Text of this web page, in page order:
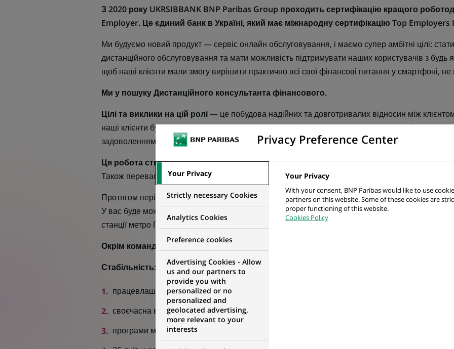
З 2020 року UKRSIBBANK BNP Paribas Group проходить сертифікацію кращого
Employer. Це єдиний банк в Україні, який має міжнародну сертифікацію Top
Ми будуємо новий продукт — сервіс онлайн обслуговування, і маємо супер амбітні цілі:
дистанційного обслуговування та мати можливість підтримувати наших користувачів з будь
щоб наші клієнти мали змогу вирішити практично всі свої фінансові питання у смартфоні,
Ми у пошуку Дистанційного консультанта фінансового.
Цілі та виклики на цій ролі— це побудова надійних та довготривалих відносин між
наші клієнти були амбасадорами УКРСИББАНК. Це про розуміння свого клієнта, його
задоволенням його потреб.
Ця робота створена саме для вас,якщо ви маєте вищу освіту та досвід роботи 1+ рік
Також перевагою буде досвід на позиції акаунт менеджера, менеджера з продажів.
Протягом періоду адаптації вас буде якісно супроводжувати Бадді — наставник, який розкаже
У вас буде можливість розвиватися та рости в рамках підрозділу та банку в цілому. На вас
станції метро Печерська.
Окрім команди однодумців та цікавої роботи ви отримаєте:
Стабільність:
працевлаштування з дотриманням вимог чинного законодавства України
своєчасна виплата заробітної плати
програми медичного страхування та страхування життя
Privacy Preference Center
Your Privacy
Strictly necessary Cookies
Analytics Cookies
Preference cookies
Advertising Cookies - Allow
us and our partners to
provide you with
personalized or no
personalized and
geolocated advertising,
more relevant to your
interests
Your Privacy
With your consent, BNP Paribas would like to use
partners on this website. Some of these cookies are
proper functioning of this website.
Cookies Policy